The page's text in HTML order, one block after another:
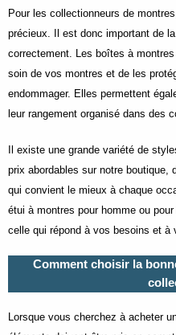
Pour les collectionneurs de
précieux. Il est donc important de
correctement. Les boîtes à
soin de vos montres et de les
endommager. Elles permettent
leur rangement organisé dans des
Il existe une grande variété de
prix abordables sur notre boutique,
qui convient le mieux à chaque
étui à montres pour homme ou
celle qui répond à vos besoins et à
Comment choisir la
Lorsque vous cherchez à acheter